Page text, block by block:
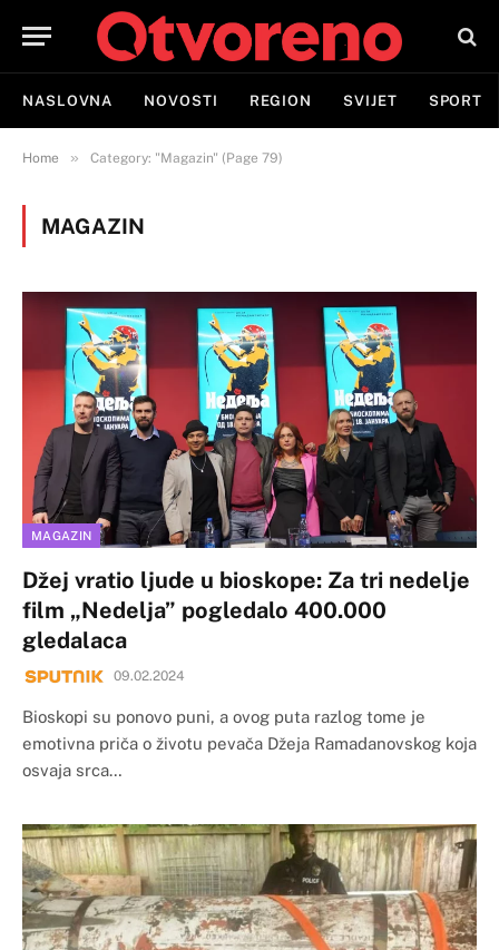
NASLOVNA NOVOSTI REGION SVIJET SPORT
Home » Category: "Magazin" (Page 79)
MAGAZIN
MAGAZIN
Džej vratio ljude u bioskope: Za tri nedelje
film „Nedelja” pogledalo 400.000
gledalaca
09.02.2024
Bioskopi su ponovo puni, a ovog puta razlog tome je
emotivna priča o životu pevača Džeja Ramadanovskog koja
osvaja srca…